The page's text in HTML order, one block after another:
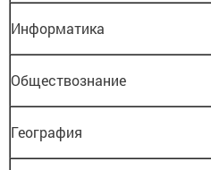
Информатика
Обществознание
География